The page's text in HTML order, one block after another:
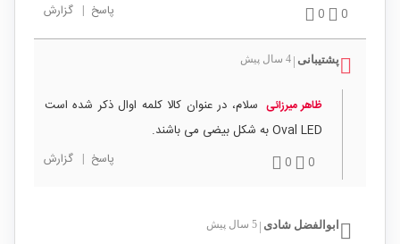
0
0 پاسخ | گزارش
پشتیبانی 4 سال پیش
ظاهر میرزائی سلام، در عنوان کالا کلمه اوال ذکر شده است
Oval LED به شکل بیضی می باشند.
0
0 پاسخ | گزارش
ابوالفضل شادی 5 سال پیش